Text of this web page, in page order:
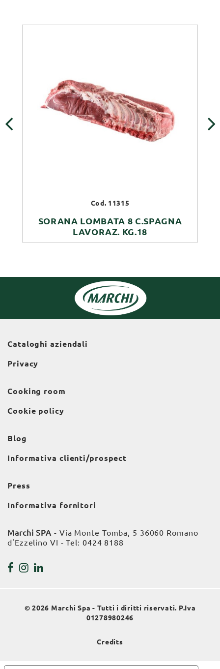
Cod. 11315
SORANA LOMBATA 8 C.SPAGNA
LAVORAZ. KG.18
Cataloghi aziendali
Privacy
Cooking room
Cookie policy
Blog
Informativa clienti/prospect
Press
Informativa fornitori
Marchi SPA - Via Monte Tomba, 5 36060 Romano
d'Ezzelino VI - Tel: 0424 8188
© 2026 Marchi Spa - Tutti i diritti riservati. P.Iva
01278980246
Credits